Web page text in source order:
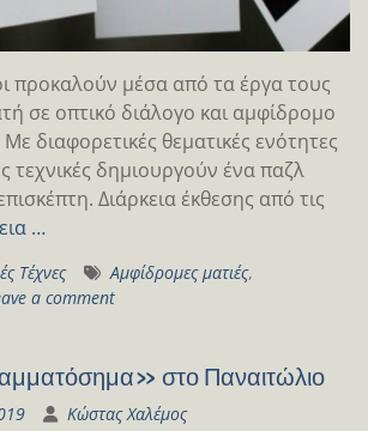
προκαλούν μέσα από τα έργα τους
σε οπτικό διάλογο και αμφίδρομο
διαφορετικές θεματικές ενότητες
τεχνικές δημιουργούν ένα παζλ
Διάρκεια έκθεσης από τις
…
Τέχνες Αμφίδρομες ματιές,
a comment
στο Παναιτώλιο
Κώστας Χαλέμος